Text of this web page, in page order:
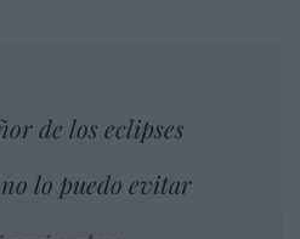
de los eclipses
lo puedo evitar